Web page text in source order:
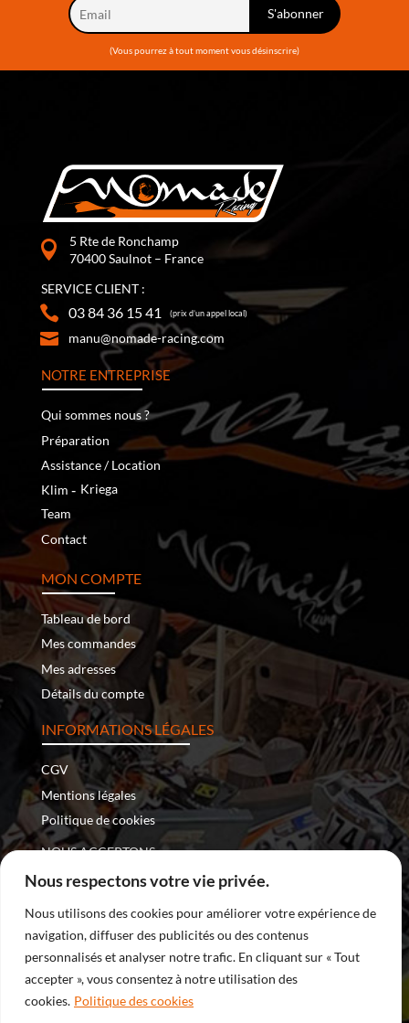
Nous respectons votre vie privée.
Nous utilisons des cookies pour améliorer votre expérience de
navigation, diffuser des publicités ou des contenus
personnalisés et analyser notre trafic. En cliquant sur « Tout
accepter », vous consentez à notre utilisation des
cookies. Politique des cookies
(Vous pourrez à tout moment vous désinscrire)
5 Rte de Ronchamp
70400 Saulnot – France
SERVICE CLIENT :
03 84 36 15 41 (prix d’un appel local)
manu@nomade-racing.com
NOTRE ENTREPRISE
Qui sommes nous ?
Préparation
Assistance / Location
Klim ‐ Kriega
Team
Contact
MON COMPTE
Tableau de bord
Mes commandes
Mes adresses
Détails du compte
INFORMATIONS LÉGALES
CGV
Mentions légales
Politique de cookies
NOUS ACCEPTONS :
Copyright © 2026 – Nomade Racing | Tous droits réservés
| Site internet développé parDreamProduction